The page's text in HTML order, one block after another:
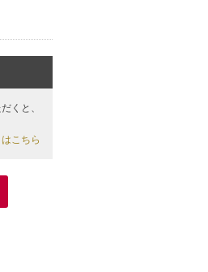
くと、
こちら